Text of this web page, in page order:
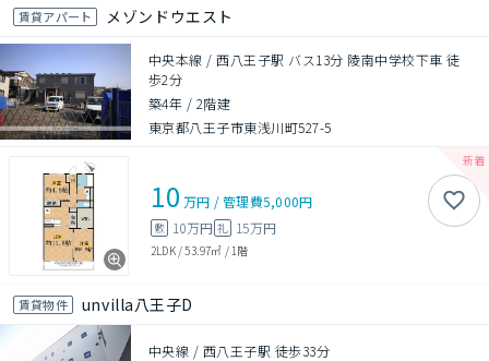
賃貸アパート メゾンドウエスト
中央本線 / 西八王子駅 バス13分 陵南中学校下車 徒
歩2分
築4年 / 2階建
東京都八王子市東浅川町527-5
10 万円 /管理費5,000円
敷 10万円 礼 15万円
2LDK/53.97㎡ / 1階
賃貸物件 unvilla八王子D
中央線 / 西八王子駅 徒歩33分